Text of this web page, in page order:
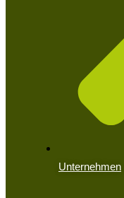
Unternehmen